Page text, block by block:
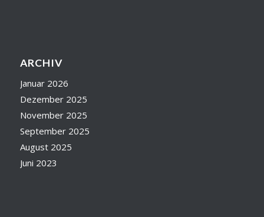
ARCHIV
Januar 2026
Dezember 2025
November 2025
September 2025
August 2025
Juni 2023